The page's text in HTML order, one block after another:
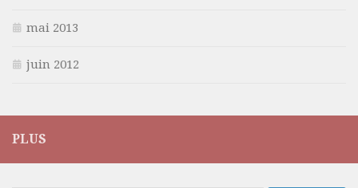
mai 2013
juin 2012
PLUS